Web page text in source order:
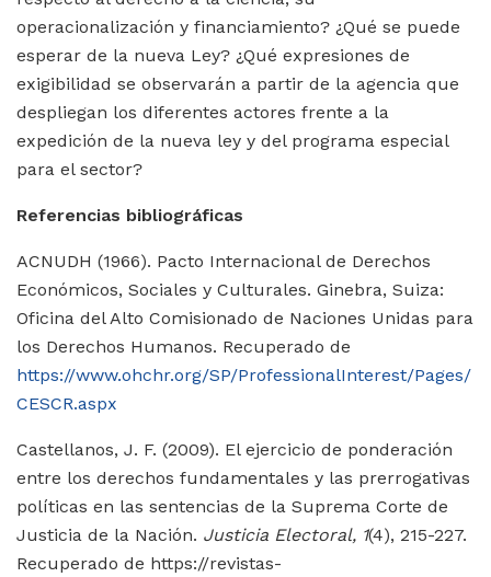
operacionalización y financiamiento? ¿Qué se puede
esperar de la nueva Ley? ¿Qué expresiones de
exigibilidad se observarán a partir de la agencia que
despliegan los diferentes actores frente a la
expedición de la nueva ley y del programa especial
para el sector?
Referencias bibliográficas
ACNUDH (1966). Pacto Internacional de Derechos
Económicos, Sociales y Culturales. Ginebra, Suiza:
Oficina del Alto Comisionado de Naciones Unidas para
los Derechos Humanos. Recuperado de
https://www.ohchr.org/SP/ProfessionalInterest/Pages/
CESCR.aspx
Castellanos, J. F. (2009). El ejercicio de ponderación
entre los derechos fundamentales y las prerrogativas
políticas en las sentencias de la Suprema Corte de
Justicia de la Nación. Justicia Electoral, 1(4), 215-227.
Recuperado de https://revistas-